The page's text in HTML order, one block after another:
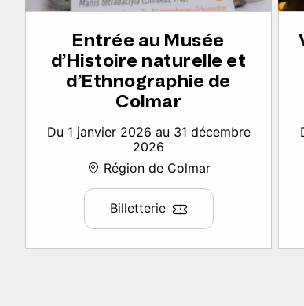
Entrée au Musée
d’Histoire naturelle et
d’Ethnographie de
Colmar
Du 1 janvier 2026 au 31 décembre
2026
Région de Colmar
Billetterie